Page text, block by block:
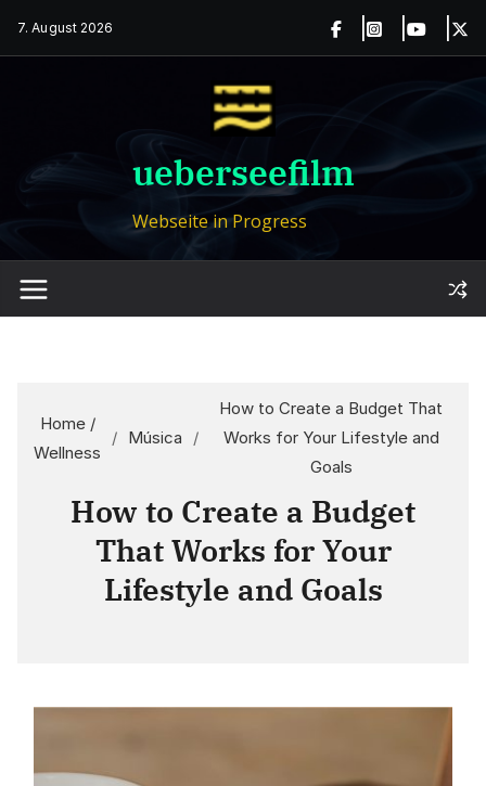
7. August 2026
ueberseefilm
Webseite in Progress
Home /
Wellness
/ Música /
How to Create a Budget That
Works for Your Lifestyle and
Goals
How to Create a Budget
That Works for Your
Lifestyle and Goals